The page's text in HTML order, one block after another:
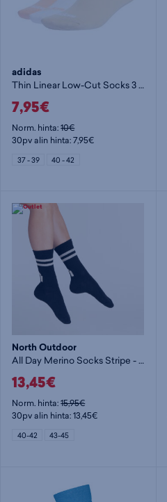
adidas
Thin Linear Low-Cut Socks 3 Pairs - nilkkasukat
7,95€
Norm. hinta:10€
30pv alin hinta: 7,95€
37 - 39 40 - 42
North Outdoor
All Day Merino Socks Stripe - nilkkasukat
13,45€
Norm. hinta:15,95€
30pv alin hinta: 13,45€
40-42 43-45